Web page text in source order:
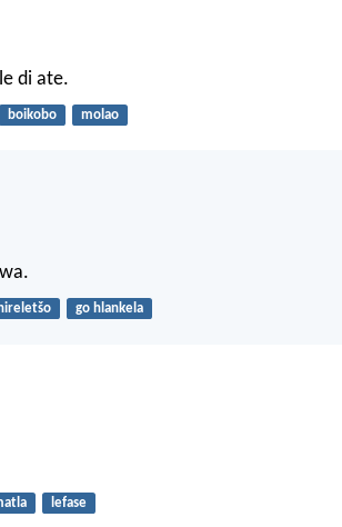
di ate.
boikobo molao
go hlankela
lefase